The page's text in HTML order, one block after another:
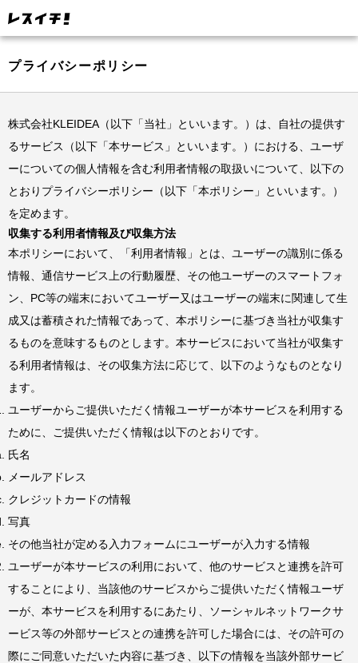
プライバシーポリシー
株式会社KLEIDEA（以下「当社」といいます。）は、自社の提供す
るサービス（以下「本サービス」といいます。）における、ユーザ
ーについての個人情報を含む利用者情報の取扱いについて、以下の
とおりプライバシーポリシー（以下「本ポリシー」といいます。）
を定めます。
収集する利用者情報及び収集方法
本ポリシーにおいて、「利用者情報」とは、ユーザーの識別に係る
情報、通信サービス上の行動履歴、その他ユーザーのスマートフォ
ン、PC等の端末においてユーザー又はユーザーの端末に関連して生
成又は蓄積された情報であって、本ポリシーに基づき当社が収集す
るものを意味するものとします。本サービスにおいて当社が収集す
る利用者情報は、その収集方法に応じて、以下のようなものとなり
ます。
ユーザーからご提供いただく情報ユーザーが本サービスを利用する
ために、ご提供いただく情報は以下のとおりです。
氏名
メールアドレス
クレジットカードの情報
写真
その他当社が定める入力フォームにユーザーが入力する情報
ユーザーが本サービスの利用において、他のサービスと連携を許可
することにより、当該他のサービスからご提供いただく情報ユーザ
ーが、本サービスを利用するにあたり、ソーシャルネットワークサ
ービス等の外部サービスとの連携を許可した場合には、その許可の
際にご同意いただいた内容に基づき、以下の情報を当該外部サービ